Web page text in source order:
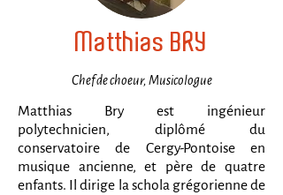
Matthias BRY
Chef de choeur, Musicologue
Matthias Bry est ingénieur
polytechnicien, diplômé du
conservatoire de Cergy-Pontoise en
musique ancienne, et père de quatre
enfants. Il dirige la schola grégorienne de